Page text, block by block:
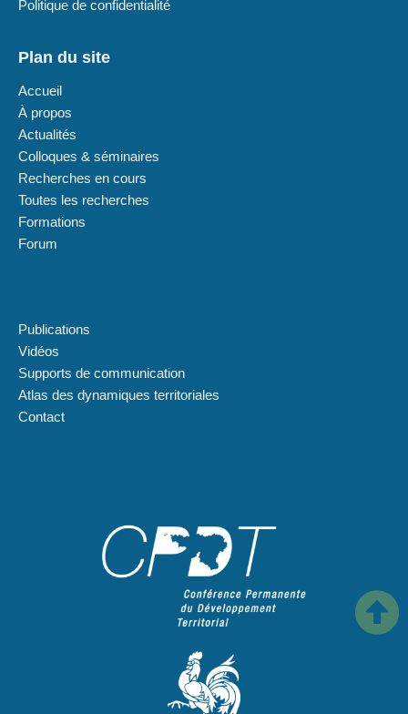
Politique de confidentialité
Plan du site
Accueil
À propos
Actualités
Colloques & séminaires
Recherches en cours
Toutes les recherches
Formations
Forum
Publications
Vidéos
Supports de communication
Atlas des dynamiques territoriales
Contact